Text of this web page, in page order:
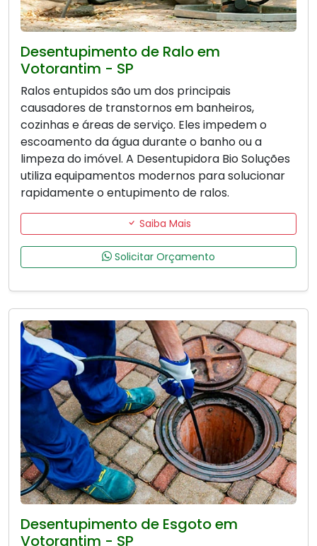
Desentupimento de Ralo em
Votorantim - SP
Ralos entupidos são um dos principais
causadores de transtornos em banheiros,
cozinhas e áreas de serviço. Eles impedem o
escoamento da água durante o banho ou a
limpeza do imóvel. A Desentupidora Bio Soluções
utiliza equipamentos modernos para solucionar
rapidamente o entupimento de ralos.
Saiba Mais
Solicitar Orçamento
Desentupimento de Esgoto em
Votorantim - SP